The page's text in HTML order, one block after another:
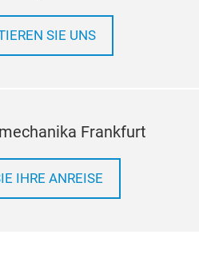
SIE UNS
Frankfurt
IHRE ANREISE